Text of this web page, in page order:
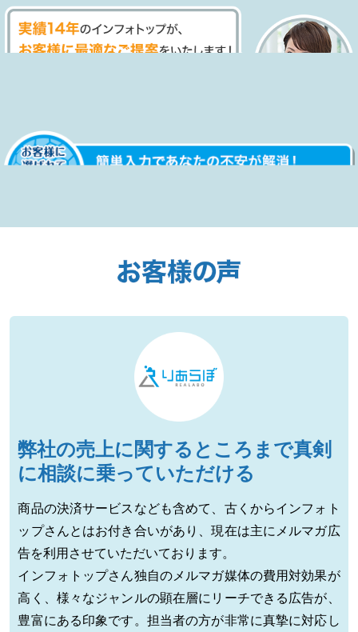
弊社の売上に関するところまで真剣
に相談に乗っていただける
商品の決済サービスなども含めて、古くからインフォト
ップさんとはお付き合いがあり、現在は主にメルマガ広
告を利用させていただいております。
インフォトップさん独自のメルマガ媒体の費用対効果が
高く、様々なジャンルの顕在層にリーチできる広告が、
豊富にある印象です。担当者の方が非常に真摯に対応し